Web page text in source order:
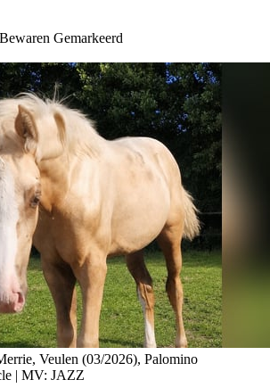
Bewaren Gemarkeerd
Veulen (03/2026), Palomino
| MV: JAZZ